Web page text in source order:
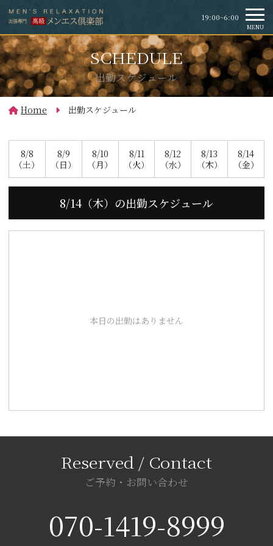
19:00~6:00
MENU
出勤スケジュール
Home 出勤スケジュール
8/8
（土）
8/9
（日）
8/10
（月）
8/11
（火）
8/12
（水）
8/13
（木）
8/14
（金）
8/14（木）の出勤スケジュール
本日の出勤はありません
ご予約・お問い合わせ
070-1419-8999